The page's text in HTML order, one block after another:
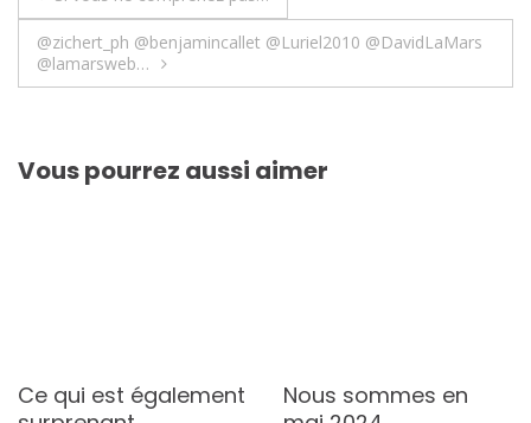
de
l’article
@zichert_ph @benjamincallet @Luriel2010 @DavidLaMars
@lamarsweb…
Vous pourrez aussi aimer
Ce qui est également
Nous sommes en